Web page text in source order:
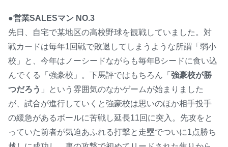
●営業SALESマン NO.3
先日、自宅で某地区の高校野球を観戦していました。対
戦カードは毎年1回戦で敗退してしまうような所謂「弱小
校」と、今年はノーシードながらも毎年Bシードに食い込
んでくる「強豪校」。下馬評ではもちろん「強豪校が勝
つだろう 」という雰囲気のなかゲームが始まりました
が、試合が進行していくと強豪校は思いのほか相手投手
の緩急があるボールに苦戦し延長11回に突入。先攻をと
っていた前者が気迫あふれる打撃と走塁でついに1点勝ち